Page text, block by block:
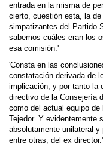
entrada en la misma de
cierto, cuestión esta, la
simpatizantes del Partido
sabemos cuáles eran los
esa comisión.'
'Consta en las
constatación derivada de
implicación, y por tanto la
directivo de la Consejería
como del actual equipo
Tejedor. Y
absolutamente unilateral
entre otras, del ex director.'